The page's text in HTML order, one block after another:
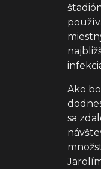
Ako
sa